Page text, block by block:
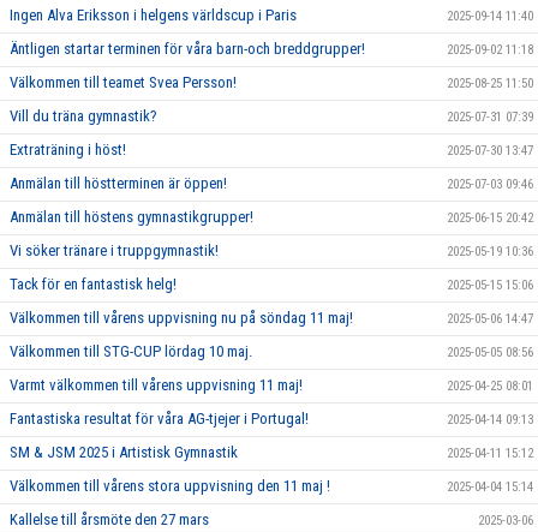
Ingen Alva Eriksson i helgens världscup i Paris 2025-09-14 11:40
Äntligen startar terminen för våra barn-och breddgrupper! 2025-09-02 11:18
Välkommen till teamet Svea Persson! 2025-08-25 11:50
Vill du träna gymnastik? 2025-07-31 07:39
Extraträning i höst! 2025-07-30 13:47
Anmälan till höstterminen är öppen! 2025-07-03 09:46
Anmälan till höstens gymnastikgrupper! 2025-06-15 20:42
Vi söker tränare i truppgymnastik! 2025-05-19 10:36
Tack för en fantastisk helg! 2025-05-15 15:06
Välkommen till vårens uppvisning nu på söndag 11 maj! 2025-05-06 14:47
Välkommen till STG-CUP lördag 10 maj. 2025-05-05 08:56
Varmt välkommen till vårens uppvisning 11 maj! 2025-04-25 08:01
Fantastiska resultat för våra AG-tjejer i Portugal! 2025-04-14 09:13
SM & JSM 2025 i Artistisk Gymnastik 2025-04-11 15:12
Välkommen till vårens stora uppvisning den 11 maj ! 2025-04-04 15:14
Kallelse till årsmöte den 27 mars 2025-03-06